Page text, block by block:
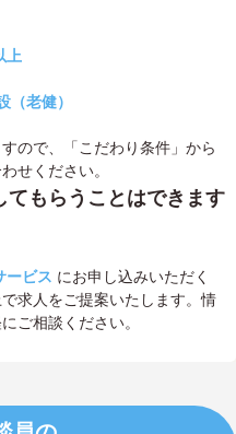
上
（老健）
ので、「こだわり条件」から
せください。
てもらうことはできます
ービス にお申し込みいただく
求人をご提案いたします。情
ご相談ください。